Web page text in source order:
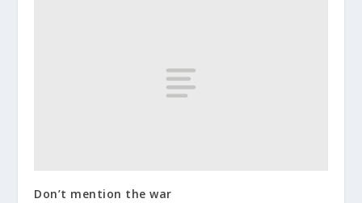
Don’t mention the war